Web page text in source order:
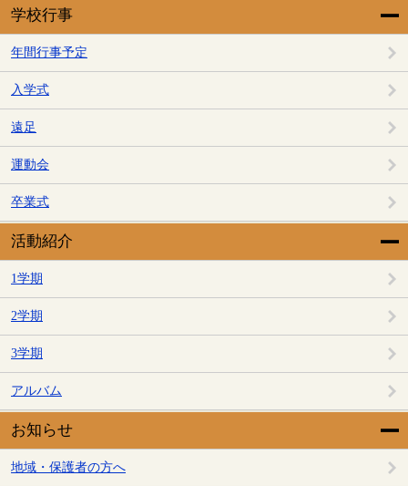
学校行事
年間行事予定
入学式
遠足
運動会
卒業式
活動紹介
1学期
2学期
3学期
アルバム
お知らせ
地域・保護者の方へ